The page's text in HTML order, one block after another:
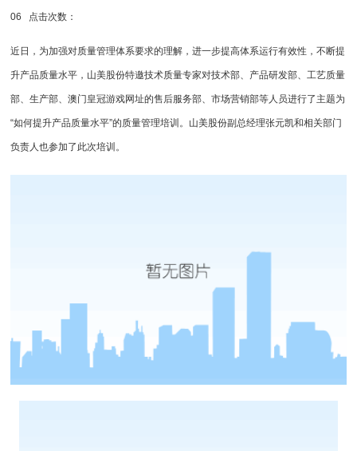
06 点击次数：
近日，为加强对质量管理体系要求的理解，进一步提高体系运行有效性，不断提
升产品质量水平，山美股份特邀技术质量专家对技术部、产品研发部、工艺质量
部、生产部、澳门皇冠游戏网址的售后服务部、市场营销部等人员进行了主题为
“如何提升产品质量水平”的质量管理培训。山美股份副总经理张元凯和相关部门
负责人也参加了此次培训。